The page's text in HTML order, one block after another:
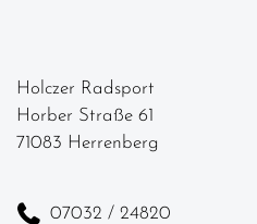
Holczer Radsport
Horber Straße 61
71083 Herrenberg
07032 / 24820